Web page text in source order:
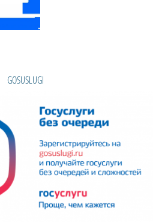
GOSUSLUGI